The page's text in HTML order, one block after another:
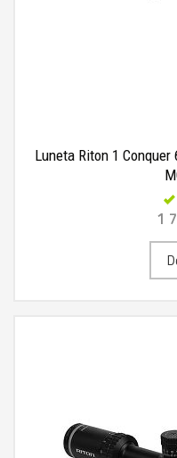
Luneta Riton 1 Conquer
1